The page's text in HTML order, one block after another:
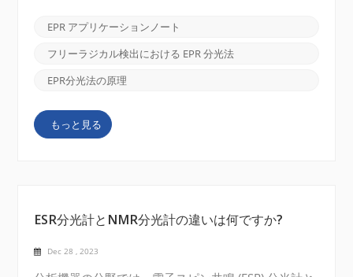
ステムとの関与を研究するために不可欠です。 イン
ターネット経由の画像 EPR分光法の原理 EPR 分光法
は、常磁性物質の不対電子の磁気特性を利用します。
さらされると、電子スピン遷移が発生し、エネルギー
を測定することにより、常磁性物質とその環境に関す
る貴重な情報を得ることができます。 EPR の応用 フ
リーラジカル検出における分光学 電子常磁性共鳴
EPR アプリケーションノート
フリーラジカル検出における EPR 分光法
EPR分光法の原理
もっと見る
ESR分光計とNMR分光計の違いは何ですか?
Dec 28 , 2023